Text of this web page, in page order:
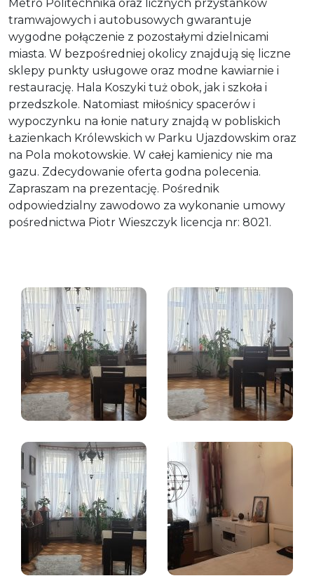
Metro Politechnika oraz licznych przystanków
tramwajowych i autobusowych gwarantuje
wygodne połączenie z pozostałymi dzielnicami
miasta. W bezpośredniej okolicy znajdują się liczne
sklepy punkty usługowe oraz modne kawiarnie i
restaurację. Hala Koszyki tuż obok, jak i szkoła i
przedszkole. Natomiast miłośnicy spacerów i
wypoczynku na łonie natury znajdą w pobliskich
Łazienkach Królewskich w Parku Ujazdowskim oraz
na Pola mokotowskie. W całej kamienicy nie ma
gazu. Zdecydowanie oferta godna polecenia.
Zapraszam na prezentację. Pośrednik
odpowiedzialny zawodowo za wykonanie umowy
pośrednictwa Piotr Wieszczyk licencja nr: 8021.